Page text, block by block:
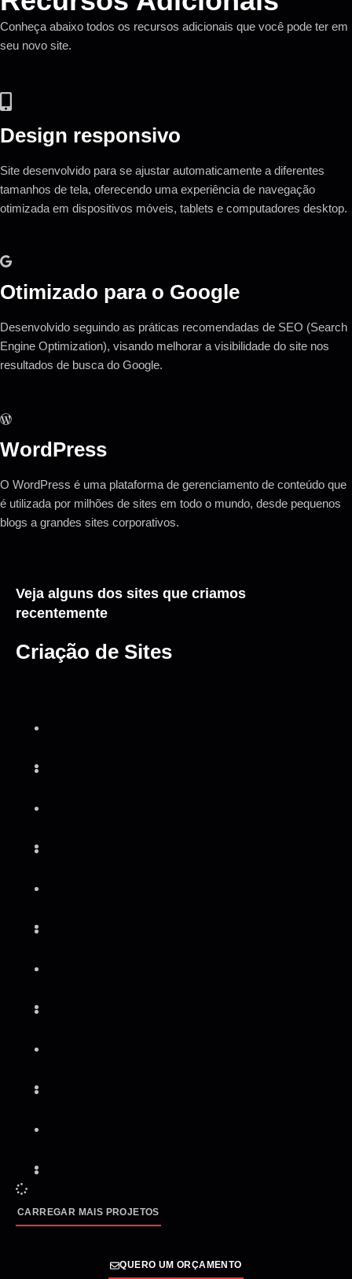
Conheça abaixo todos os recursos adicionais que você pode ter em
seu novo site.
Design responsivo
Site desenvolvido para se ajustar automaticamente a diferentes
tamanhos de tela, oferecendo uma experiência de navegação
otimizada em dispositivos móveis, tablets e computadores desktop.
Otimizado para o Google
Desenvolvido seguindo as práticas recomendadas de SEO (Search
Engine Optimization), visando melhorar a visibilidade do site nos
resultados de busca do Google.
WordPress
O WordPress é uma plataforma de gerenciamento de conteúdo que
é utilizada por milhões de sites em todo o mundo, desde pequenos
blogs a grandes sites corporativos.
Veja alguns dos sites que criamos
recentemente
Criação de Sites
CARREGAR MAIS PROJETOS
QUERO UM ORÇAMENTO